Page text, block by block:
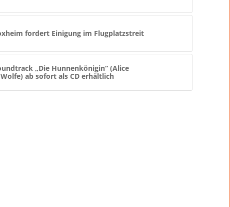
fordert Einigung im Flugplatzstreit
„Die Hunnenkönigin“ (Alice
ab sofort als CD erhältlich